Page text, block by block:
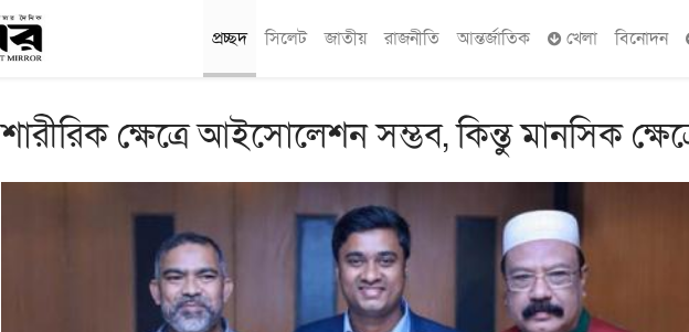
প্রচ্ছদ সিলেট জাতীয় রাজনীতি আন্তর্জাতিক খেলা বিনোদন
শারীরিক ক্ষেত্রে আইসোলেশন সম্ভব, কিন্তু মানসিক